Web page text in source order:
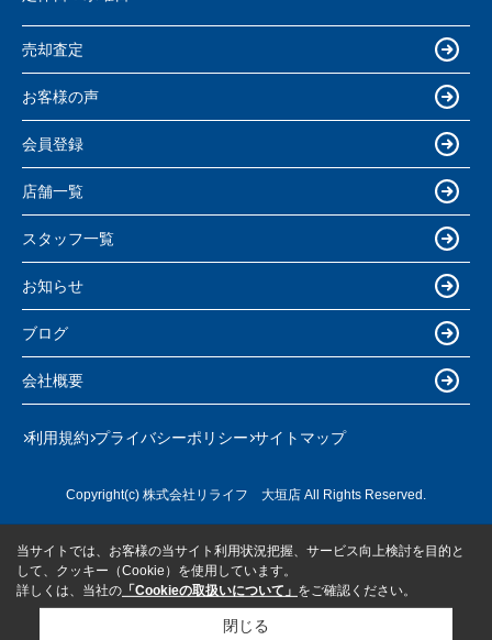
売却査定
お客様の声
会員登録
店舗一覧
スタッフ一覧
お知らせ
ブログ
会社概要
利用規約 プライバシーポリシー サイトマップ
Copyright(c) 株式会社リライフ 大垣店 All Rights Reserved.
当サイトでは、お客様の当サイト利用状況把握、サービス向上検討を目的と
して、クッキー（Cookie）を使用しています。
詳しくは、当社の 「Cookieの取扱いについて」 をご確認ください。
閉じる